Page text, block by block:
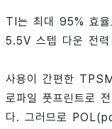
TI는 최대 95% 효율
5.5V 스텝 다운 전력
사용이 간편한
로파일 풋프린트로
다. 그러므로